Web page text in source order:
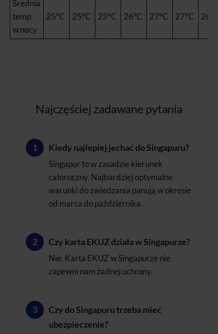
Średnia
temp.
w nocy
25°C 25°C 25°C 26°C 27°C 27°C
Najczęściej zadawane pytania
Kiedy najlepiej jechać do Singapuru?
Singapur to w zasadzie kierunek
całoroczny. Najbardziej optymalne
warunki do zwiedzania panują w okresie
od marca do października.
Czy karta EKUZ działa w Singapurze?
Nie. Karta EKUZ w Singapurze nie
zapewni nam żadnej ochrony.
Czy do Singapuru trzeba mieć
ubezpieczenie?